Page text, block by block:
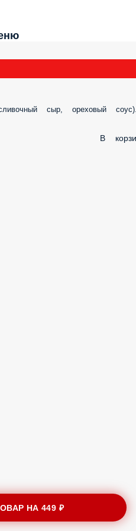
сыр, ореховый
В
НА449 ₽